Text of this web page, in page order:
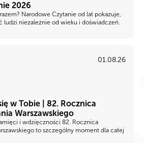
2026
Narodowe Czytanie od lat pokazuje,
ludzi niezależnie od wieku i doświadczeń.
01.08.26
w Tobie | 82. Rocznica
Warszawskiego
i wdzięczności 82. Rocznica
to szczególny moment dla całej